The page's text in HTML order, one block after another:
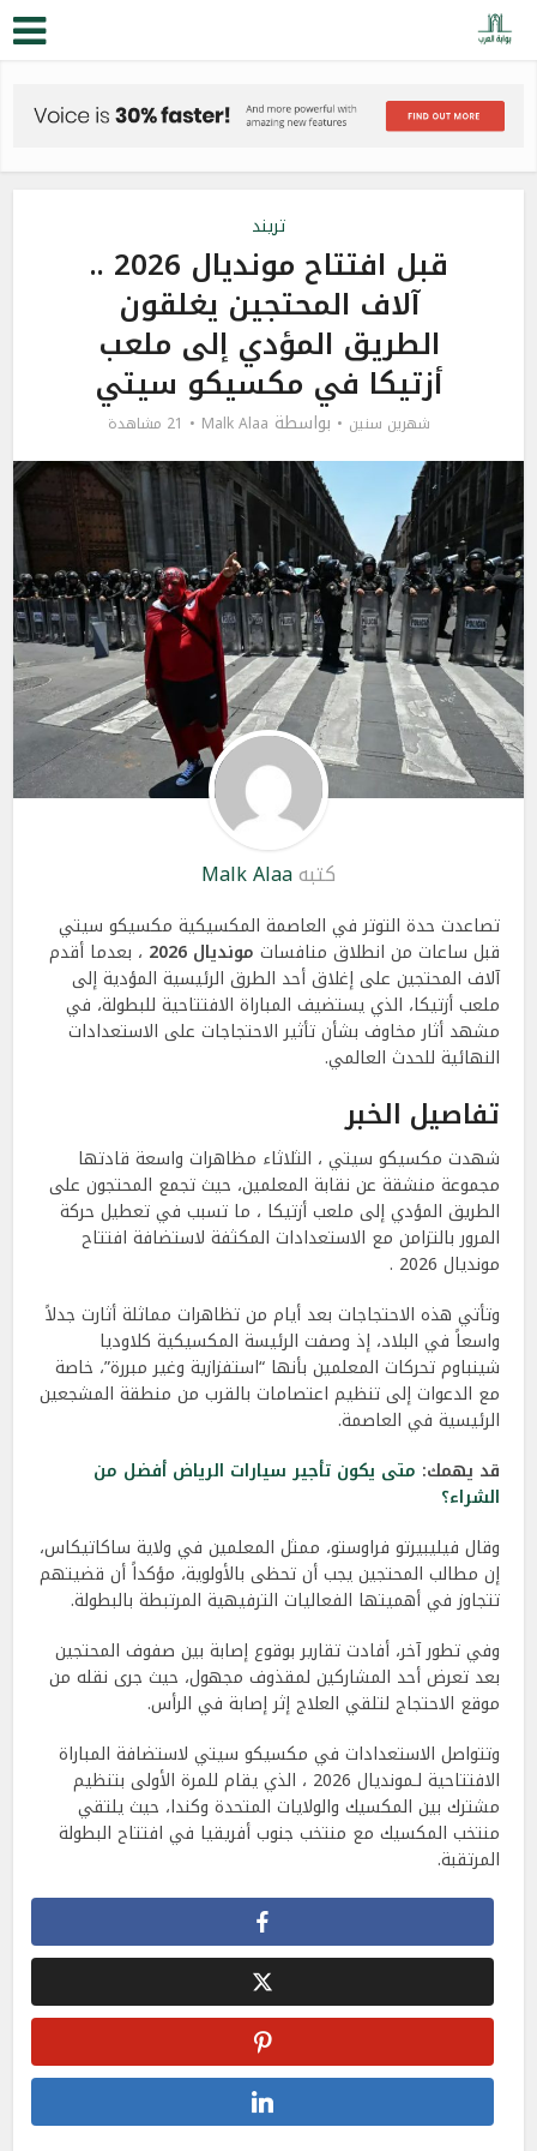
تريند
قبل افتتاح مونديال 2026 ..
آلاف المحتجين يغلقون
الطريق المؤدي إلى ملعب
أزتيكا في مكسيكو سيتي
شهرين سنين بواسطة Malk Alaa 21 مشاهدة
كتبهMalk Alaa
تصاعدت حدة التوتر في العاصمة المكسيكية مكسيكو سيتي
قبل ساعات من انطلاق منافسات مونديال 2026
، بعدما أقدم
آلاف المحتجين على إغلاق أحد الطرق الرئيسية المؤدية إلى
ملعب أزتيكا، الذي يستضيف المباراة الافتتاحية للبطولة، في
مشهد أثار مخاوف بشأن تأثير الاحتجاجات على الاستعدادات
النهائية للحدث العالمي.
تفاصيل الخبر
شهدت مكسيكو سيتي ، الثلاثاء مظاهرات واسعة قادتها
مجموعة منشقة عن نقابة المعلمين، حيث تجمع المحتجون على
الطريق المؤدي إلى ملعب أزتيكا ، ما تسبب في تعطيل حركة
المرور بالتزامن مع الاستعدادات المكثفة لاستضافة افتتاح
مونديال 2026 .
وتأتي هذه الاحتجاجات بعد أيام من تظاهرات مماثلة أثارت جدلاً
واسعاً في البلاد، إذ وصفت الرئيسة المكسيكية كلاوديا
شينباوم تحركات المعلمين بأنها “استفزازية وغير مبررة”، خاصة
مع الدعوات إلى تنظيم اعتصامات بالقرب من منطقة المشجعين
الرئيسية في العاصمة.
قد يهمك: متى يكون تأجير سيارات الرياض أفضل من
الشراء؟
وقال فيليبيرتو فراوستو، ممثل المعلمين في ولاية ساكاتيكاس،
إن مطالب المحتجين يجب أن تحظى بالأولوية، مؤكداً أن قضيتهم
تتجاوز في أهميتها الفعاليات الترفيهية المرتبطة بالبطولة.
وفي تطور آخر، أفادت تقارير بوقوع إصابة بين صفوف المحتجين
بعد تعرض أحد المشاركين لمقذوف مجهول، حيث جرى نقله من
موقع الاحتجاج لتلقي العلاج إثر إصابة في الرأس.
وتتواصل الاستعدادات في مكسيكو سيتي لاستضافة المباراة
الافتتاحية لـمونديال 2026 ، الذي يقام للمرة الأولى بتنظيم
مشترك بين المكسيك والولايات المتحدة وكندا، حيث يلتقي
منتخب المكسيك مع منتخب جنوب أفريقيا في افتتاح البطولة
المرتقبة.